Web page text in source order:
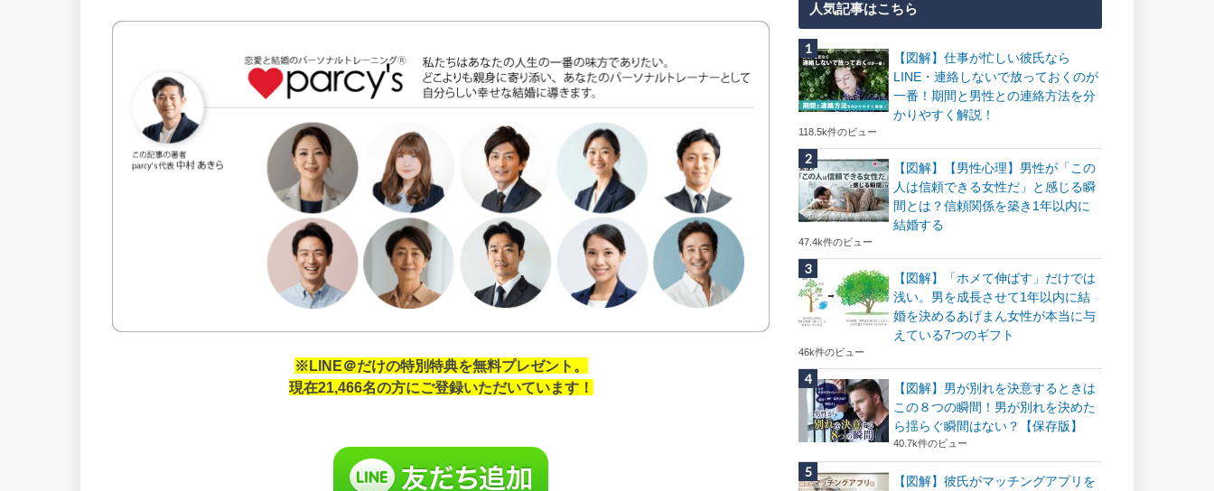
※LINE＠だけの特別特典を無料プレゼント。
現在21,466名の方にご登録いただいています！
人気記事はこちら
【図解】仕事が忙しい彼氏なら
LINE・連絡しないで放っておくのが
一番！期間と男性との連絡方法を分
かりやすく解説！
118.5k件のビュー
【図解】【男性心理】男性が「この
人は信頼できる女性だ」と感じる瞬
間とは？信頼関係を築き1年以内に
結婚する
47.4k件のビュー
【図解】「ホメて伸ばす」だけでは
浅い。男を成長させて1年以内に結
婚を決めるあげまん女性が本当に与
えている7つのギフト
46k件のビュー
【図解】男が別れを決意するときは
この８つの瞬間！男が別れを決めた
ら揺らぐ瞬間はない？【保存版】
40.7k件のビュー
【図解】彼氏がマッチングアプリを